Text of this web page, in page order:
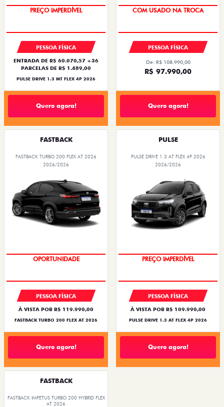
PREÇO IMPERDÍVEL
PESSOA FÍSICA
ENTRADA DE R$ 60.070,57 +36
PARCELAS DE R$ 1.489,00
PULSE DRIVE 1.3 MT FLEX 4P 2026
Quero agora!
COM USADO NA TROCA
PESSOA FÍSICA
De: R$ 108.990,00
R$ 97.990,00
Quero agora!
FASTBACK
FASTBACK TURBO 200 FLEX AT 2026
2026/2026
OPORTUNIDADE
PESSOA FÍSICA
À VISTA POR R$ 119.990,00
FASTBACK TURBO 200 FLEX AT 2026
Quero agora!
PULSE
PULSE DRIVE 1.3 AT FLEX 4P 2026
2026/2026
PREÇO IMPERDÍVEL
PESSOA FÍSICA
À VISTA POR R$ 109.990,00
PULSE DRIVE 1.3 AT FLEX 4P 2026
Quero agora!
FASTBACK
FASTBACK IMPETUS TURBO 200 HYBRID FLEX
AT 2026